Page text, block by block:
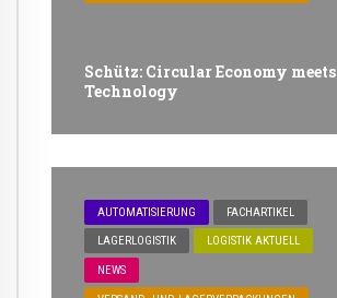
Schütz: Circular Economy meets
Technology
AUTOMATISIERUNG FACHARTIKEL
LAGERLOGISTIK LOGISTIK AKTUELL
NEWS